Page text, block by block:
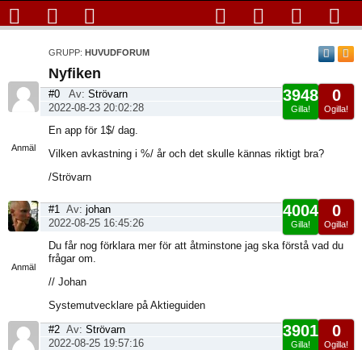
GRUPP: HUVUDFORUM
Anmäl
Nyfiken
0
Ogilla!
3948
Gilla!
#0 Av: Strövarn
2022-08-23 20:02:28
En app för 1$/ dag.
Vilken avkastning i %/ år och det skulle kännas riktigt bra?
/Strövarn
Anmäl
0
Ogilla!
4004
Gilla!
#1 Av: johan
2022-08-25 16:45:26
Du får nog förklara mer för att åtminstone jag ska förstå vad du
frågar om.
// Johan
Systemutvecklare på Aktieguiden
0
Ogilla!
3901
Gilla!
#2 Av: Strövarn
2022-08-25 19:57:16